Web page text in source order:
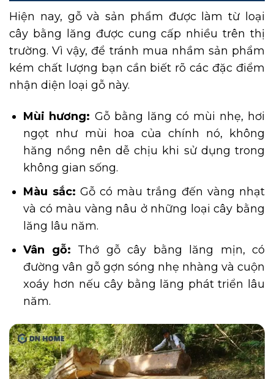
Hiện nay, gỗ và sản phẩm được làm từ loại
cây bằng lăng được cung cấp nhiều trên thị
trường. Vì vậy, để tránh mua nhầm sản phẩm
kém chất lượng bạn cần biết rõ các đặc điểm
nhận diện loại gỗ này.
Mùi hương: Gỗ bằng lăng có mùi nhẹ, hơi
ngọt như mùi hoa của chính nó, không
hăng nồng nên dễ chịu khi sử dụng trong
không gian sống.
Màu sắc: Gỗ có màu trắng đến vàng nhạt
và có màu vàng nâu ở những loại cây bằng
lăng lâu năm.
Vân gỗ: Thớ gỗ cây bằng lăng mịn, có
đường vân gỗ gợn sóng nhẹ nhàng và cuộn
xoáy hơn nếu cây bằng lăng phát triển lâu
năm.